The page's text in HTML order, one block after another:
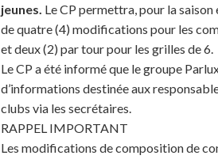
jeunes. Le CP permettra, pour la
de quatre (4) modifications pour les
et deux (2) par tour pour les grilles de 6.
Le CP a été informé que le groupe
d’informations destinée aux
clubs via les secrétaires.
RAPPEL IMPORTANT
Les modifications de composition de